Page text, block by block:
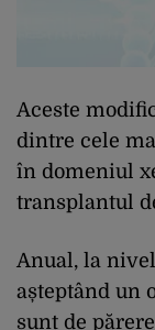
Aceste
dintre cele
în domeniul
transplantul
Anual, la
așteptând un
sunt de